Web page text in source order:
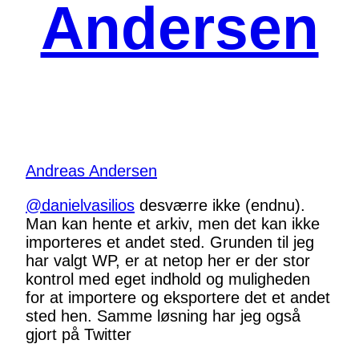
Andersen
Andreas Andersen
@danielvasilios desværre ikke (endnu).
Man kan hente et arkiv, men det kan ikke
importeres et andet sted. Grunden til jeg
har valgt WP, er at netop her er der stor
kontrol med eget indhold og muligheden
for at importere og eksportere det et andet
sted hen. Samme løsning har jeg også
gjort på Twitter